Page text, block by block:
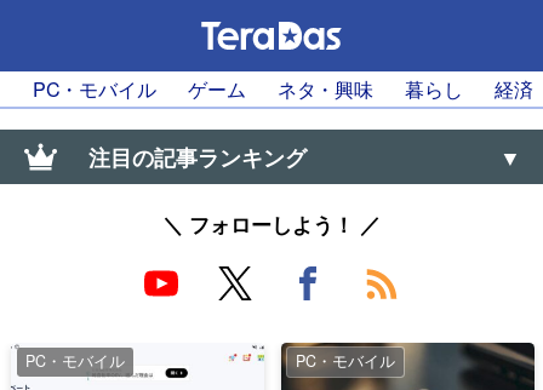
PC・モバイル ゲーム ネタ・興味 暮らし 経済
注目の記事ランキング
【Windows】リモートデスクトップでUDPでなく
TCPだけ使う設定
スマホの通知遅れは「電池の最適化」を止めよう
大なり小なり（＜、＞）の上向き・下向きの記号の
＼ フォローしよう！ ／
PC・モバイル PC・モバイル